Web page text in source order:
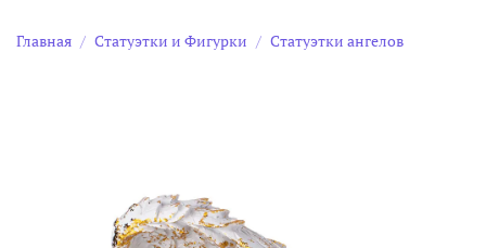
Главная Статуэтки и Фигурки Статуэтки ангелов